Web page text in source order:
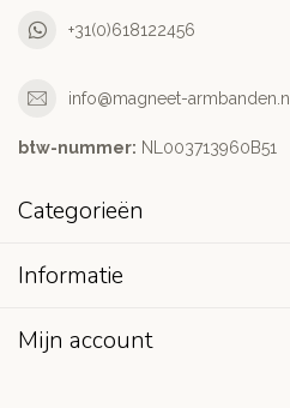
+31(0)618122456
info@magneet-armbanden.nl
btw-nummer: NL003713960B51
Categorieën
Informatie
Mijn account